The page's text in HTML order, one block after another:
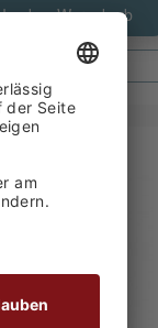
In den Warenkorb
Zum Produkt